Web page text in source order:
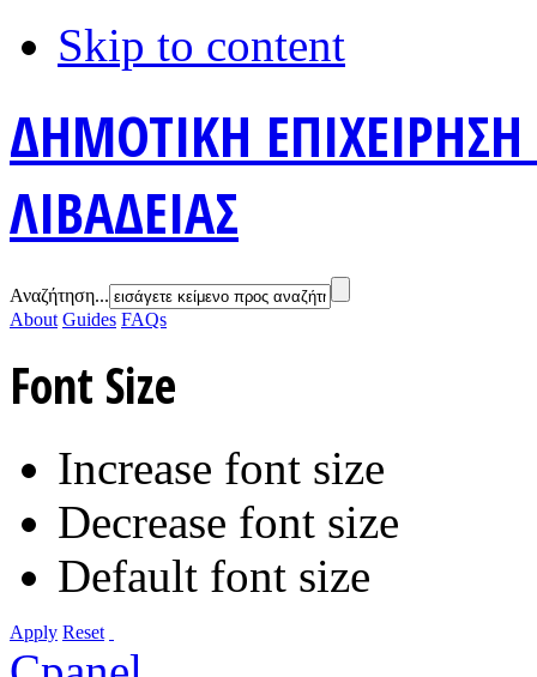
Skip to content
ΔΗΜΟΤΙΚΗ
ΛΙΒΑΔΕΙΑΣ
Αναζήτηση...
About Guides FAQs
Font Size
Increase font size
Decrease font size
Default font size
Apply Reset